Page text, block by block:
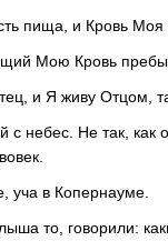
пища, и Кровь Моя
Мою Кровь
и Я живу Отцом,
с небес. Не так,
уча в Копернауме.
то, говорили: